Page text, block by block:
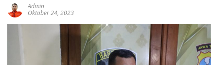
Admin
Oktober 24, 2023